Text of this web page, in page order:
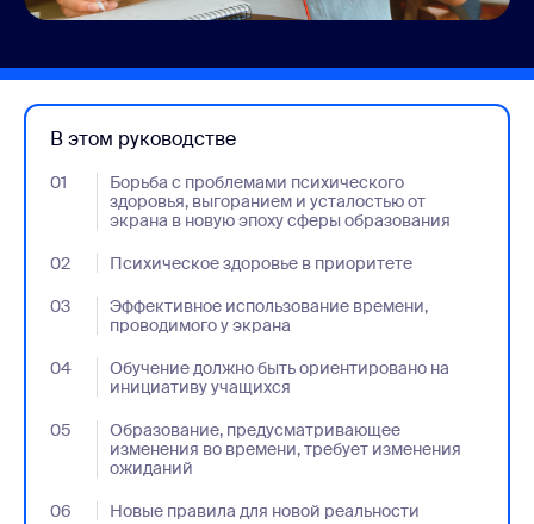
В этом руководстве
01
Борьба с проблемами психического
здоровья, выгоранием и усталостью от
экрана в новую эпоху сферы образования
- Jumplink to Борьба с проблемами психического
02 Психическое здоровье в приоритете
- Jumplink to Психическое здоровье в приоритете
03
Эффективное использование времени,
проводимого у экрана
- Jumplink to Эффективное использование времени,
04
Обучение должно быть ориентировано на
инициативу учащихся
- Jumplink to Обучение должно быть ориентировано на
05
Образование, предусматривающее
изменения во времени, требует изменения
ожиданий
- Jumplink to Образование, предусматривающее
06 Новые правила для новой реальности
- Jumplink to Новые правила для новой реальности